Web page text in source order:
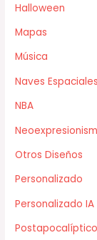
Halloween
Mapas
Música
Naves Espaciales
NBA
Otros Diseños
Personalizado
Personalizado IA
Postapocalíptico